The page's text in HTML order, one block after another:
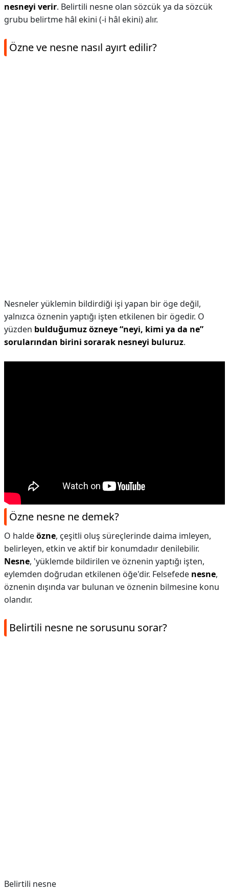
nesneyi verir. Belirtili nesne olan sözcük ya da sözcük
grubu belirtme hâl ekini (-i hâl ekini) alır.
Özne ve nesne nasıl ayırt edilir?
Nesneler yüklemin bildirdiği işi yapan bir öge değil,
yalnızca öznenin yaptığı işten etkilenen bir ögedir. O
yüzden bulduğumuz özneye “neyi, kimi ya da ne”
sorularından birini sorarak nesneyi buluruz.
Özne nesne ne demek?
O haldeözne, çeşitli oluş süreçlerinde daima imleyen,
belirleyen, etkin ve aktif bir konumdadır denilebilir.
Nesne, 'yüklemde bildirilen ve öznenin yaptığı işten,
eylemden doğrudan etkilenen öğe'dir. Felsefede nesne,
öznenin dışında var bulunan ve öznenin bilmesine konu
olandır.
Belirtili nesne ne sorusunu sorar?
Belirtili nesne